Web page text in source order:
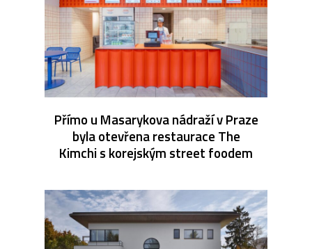
Přímo u Masarykova nádraží v Praze
byla otevřena restaurace The
Kimchi s korejským street foodem